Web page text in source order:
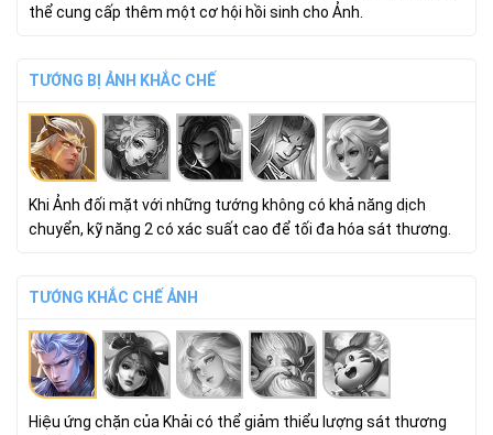
thể cung cấp thêm một cơ hội hồi sinh cho Ảnh.
TƯỚNG BỊ ẢNH KHẮC CHẾ
Khi Ảnh đối mặt với những tướng không có khả năng dịch
chuyển, kỹ năng 2 có xác suất cao để tối đa hóa sát thương.
TƯỚNG KHẮC CHẾ ẢNH
Hiệu ứng chặn của Khải có thể giảm thiểu lượng sát thương